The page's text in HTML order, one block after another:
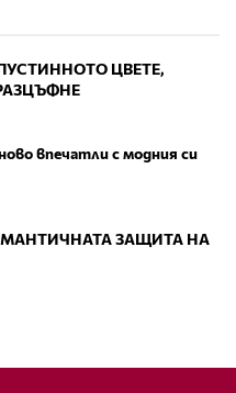
ЦВЕТЕ,
впечатли с модния си
ЗАЩИТА НА